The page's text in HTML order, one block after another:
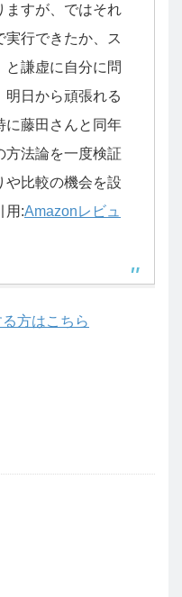
ますが、ではそれ
実行できたか、ス
と謙虚に自分に問
明日から頑張れる
に藤田さんと同年
方法論を一度検証
や比較の機会を設
用:Amazonレビュ
方はこちら